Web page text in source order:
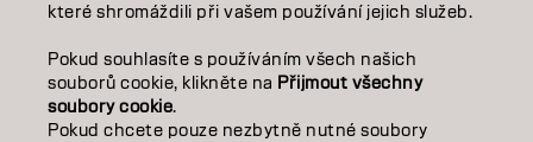
STAŇTE SE PARTNEREM
KONTAKTUJTE NÁS
které shromáždili při vašem používání jejich služeb.
Pokud souhlasíte s používáním všech našich
souborů cookie, klikněte na Přijmout všechny
soubory cookie.
Pokud chcete pouze nezbytně nutné soubory